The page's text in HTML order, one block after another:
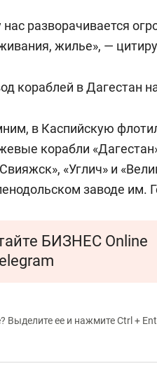
нас разворачивается
жилье», —
кораблей в Дагестан
в Каспийскую
корабли
«Углич» и
заводе им.
БИЗНЕС Online
Выделите ее и нажмите Ctrl +
казанском
когда